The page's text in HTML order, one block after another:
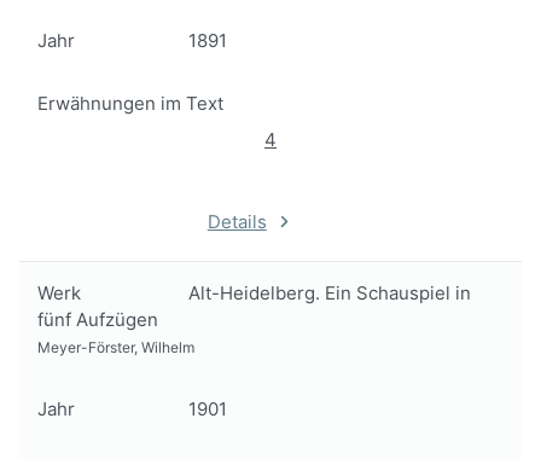
Jahr 1891
Erwähnungen im Text
4
Details
Werk
Alt-Heidelberg. Ein Schauspiel in
fünf Aufzügen
Meyer-Förster, Wilhelm
Jahr 1901